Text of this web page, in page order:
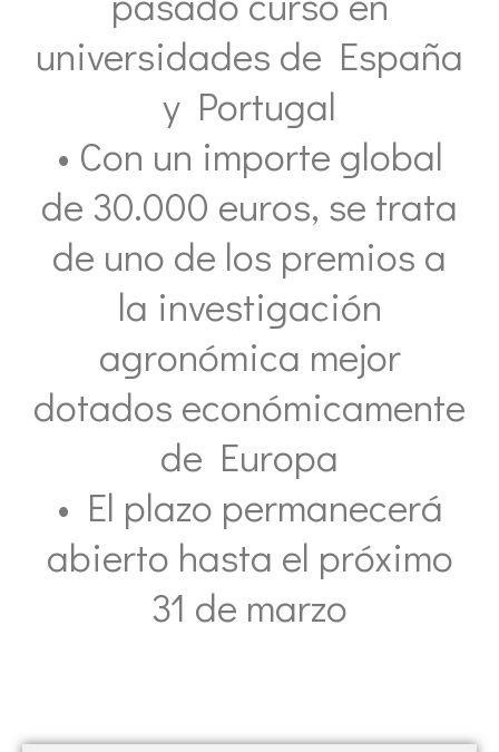
universidades de España
y Portugal
• Con un importe global
de 30.000 euros, se trata
de uno de los premios a
la investigación
agronómica mejor
dotados económicamente
de Europa
• El plazo permanecerá
abierto hasta el próximo
31 de marzo